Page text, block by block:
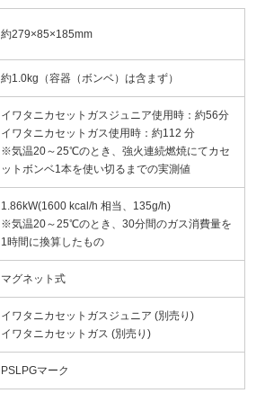
約279×85×185mm
約1.0kg（容器（ボンベ）は含まず）
イワタニカセットガスジュニア使用時：約56分
イワタニカセットガス使用時：約112 分
※気温20～25℃のとき、強火連続燃焼にてカセ
ットボンベ1本を使い切るまでの実測値
1.86kW(1600 kcal/h 相当、135g/h)
※気温20～25℃のとき、30分間のガス消費量を
1時間に換算したもの
マグネット式
イワタニカセットガスジュニア (別売り)
イワタニカセットガス (別売り)
PSLPGマーク